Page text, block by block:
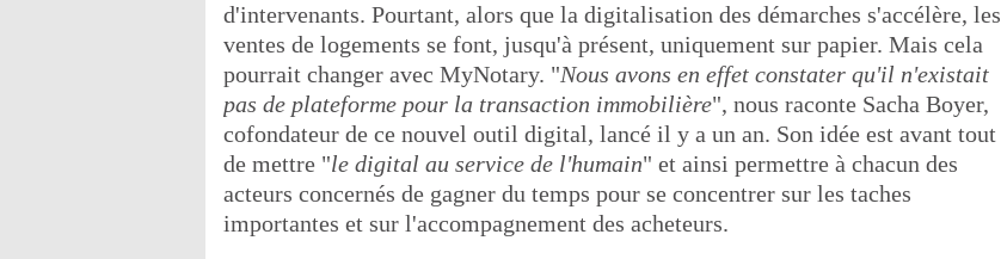
d'intervenants. Pourtant, alors que la digitalisation des démarches s'accélère, les
ventes de logements se font, jusqu'à présent, uniquement sur papier. Mais cela
pourrait changer avec MyNotary. "Nous avons en effet constater qu'il n'existait
pas de plateforme pour la transaction immobilière", nous raconte Sacha Boyer,
cofondateur de ce nouvel outil digital, lancé il y a un an. Son idée est avant tout
de mettre "le digital au service de l'humain" et ainsi permettre à chacun des
acteurs concernés de gagner du temps pour se concentrer sur les taches
importantes et sur l'accompagnement des acheteurs.